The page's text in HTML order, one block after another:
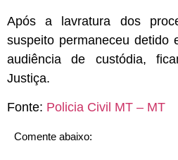
Após a lavratura dos
suspeito permaneceu detido
audiência de custódia,
Justiça.
Fonte: Policia Civil MT – MT
Comente abaixo: